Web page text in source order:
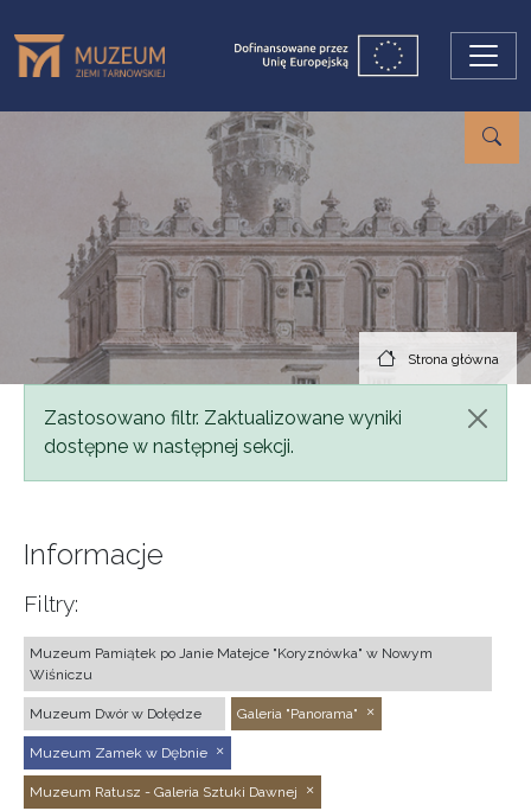
Strona główna
Komunikat
Zastosowano filtr. Zaktualizowane wyniki
dostępne w następnej sekcji.
Informacje
Filtry:
Muzeum Pamiątek po Janie Matejce "Koryznówka" w Nowym
Wiśniczu
Muzeum Dwór w Dołędze Galeria "Panorama"
Muzeum Zamek w Dębnie
Muzeum Ratusz - Galeria Sztuki Dawnej